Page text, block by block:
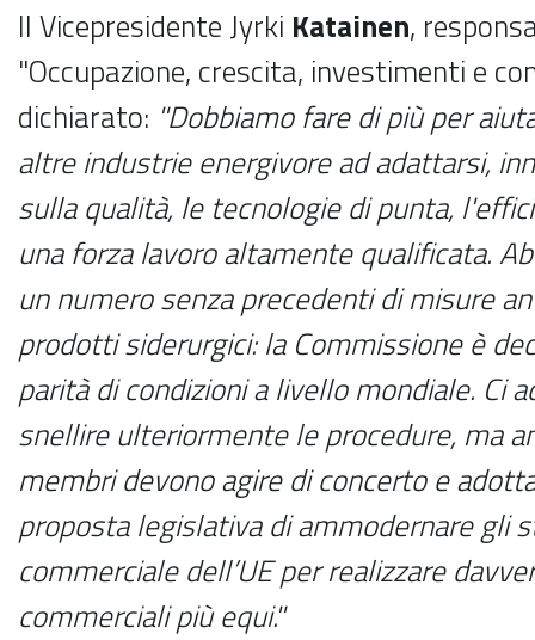
Il Vicepresidente Jyrki Katainen,
"Occupazione, crescita, investimenti e
dichiarato: "Dobbiamo fare di più per
altre industrie energivore ad adattarsi,
sulla qualità, le tecnologie di punta,
una forza lavoro altamente qualificata.
un numero senza precedenti di misure
prodotti siderurgici: la Commissione è
parità di condizioni a livello mondiale. Ci
snellire ulteriormente le procedure, ma
membri devono agire di concerto e
proposta legislativa di ammodernare gli
commerciale dell’UE per realizzare
commerciali più equi."